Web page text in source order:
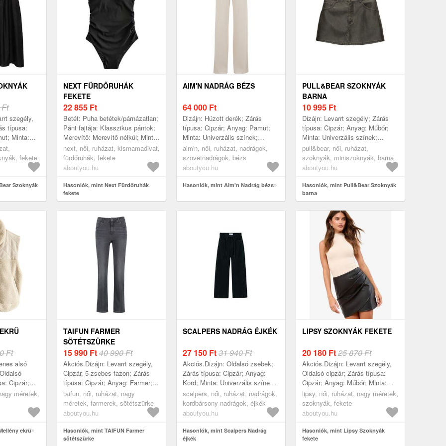
szegély,
típusa:
Minta:
fekete
Szoknyák
NEXT FÜRDŐRUHÁK
FEKETE
22 855 Ft
Betét: Puha betétek/párnázatlan;
Pánt fajtája: Klasszikus pántok;
Merevítő: Merevítő nélkül; Minta:
Univerzális színek; Részletek:
redőzött; Szopta...
next, női, ruházat, kismamadivat,
fürdőruhák, fekete
aboutyou.hu
Hasonlók, mint Next Fürdőruhák
fekete
AIM'N NADRÁG BÉZS
64 000 Ft
Dizájn: Húzott derék; Zárás
típusa: Cipzár; Anyag: Pamut;
Minta: Univerzális színek;
Extrák: Ton inTon tűzések;
Hossz: Hosszú/maxi; Fazon:
Szabvány...
aim'n, női, ruházat, nadrágok,
szövetnadrágok, bézs
aboutyou.hu
Hasonlók, mint Aim'n Nadrág bézs
PULL&BEAR SZOKNYÁK
BARNA
10 995 Ft
Dizájn: Levarrt szegély; Zárás
típusa: Cipzár; Anyag: Műbőr;
Minta: Univerzális színek;
Extrák: Ton inTon tűzések;
Hossz: Rövid/mini; Fazon:
normál...
pull&bear, női, ruházat,
szoknyák, miniszoknyák, barna
aboutyou.hu
Hasonlók, mint Pull&Bear Szoknyák
barna
Ft
alsó
Cipzár;
Anyag:
Minta:
méretek,
ekrü
TAIFUN FARMER
SÖTÉTSZÜRKE
15 990 Ft40 990 Ft
Akciós.Dizájn: Levarrt szegély,
Cipzár, 5-zsebes fazon; Zárás
típusa: Cipzár; Anyag: Farmer;
Minta: Univerzális színek;
Extrák: Ton inTon tűzések,
Mosás h...
taifun, női, ruházat, nagy
méretek, farmerek, sötétszürke
aboutyou.hu
Hasonlók, mint TAIFUN Farmer
sötétszürke
SCALPERS NADRÁG ÉJKÉK
27 150 Ft31 940 Ft
Akciós.Dizájn: Oldalsó zsebek;
Zárás típusa: Cipzár; Anyag:
Kord; Minta: Univerzális színek;
Extrák: Övbujtatók; Hossz:
Hosszú/maxi; Fazon:
Szabványos; Te...
scalpers, női, ruházat, nadrágok,
kordbársony nadrágok, éjkék
aboutyou.hu
Hasonlók, mint Scalpers Nadrág
éjkék
LIPSY SZOKNYÁK FEKETE
20 180 Ft25 870 Ft
Akciós.Dizájn: Levarrt szegély,
Oldalsó cipzár; Zárás típusa:
Cipzár; Anyag: Műbőr; Minta:
Univerzális színek;
Szoknyaforma: Miniszoknya;
Részletek: Ránco...
lipsy, női, ruházat, nagy méretek,
szoknyák, fekete
aboutyou.hu
Hasonlók, mint Lipsy Szoknyák
fekete